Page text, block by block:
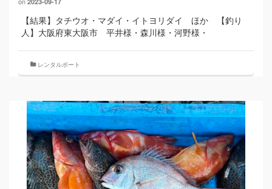
【結果】タチウオ・マダイ・イトヨリダイ ほか 【釣り
人】大阪府東大阪市 平井様・森川様・河野様・
レンタルボート